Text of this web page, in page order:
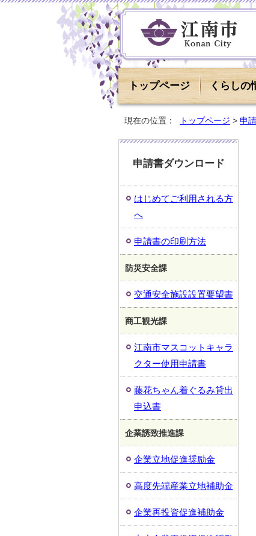
トップページ くらしの
現在の位置： トップページ > 申
申請書ダウンロード
はじめてご利用される方
へ
申請書の印刷方法
防災安全課
交通安全施設設置要望書
商工観光課
江南市マスコットキャラ
クター使用申請書
藤花ちゃん着ぐるみ貸出
申込書
企業誘致推進課
企業立地促進奨励金
高度先端産業立地補助金
企業再投資促進補助金